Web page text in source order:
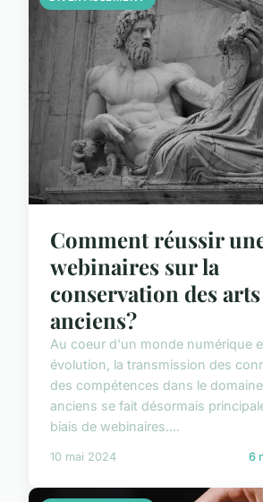
Comment réussir
webinaires sur la
conservation des arts
anciens?
Au coeur d'un monde numérique
évolution, la transmission des
des compétences dans le
anciens se fait désormais
biais de webinaires....
10 mai 2024 6